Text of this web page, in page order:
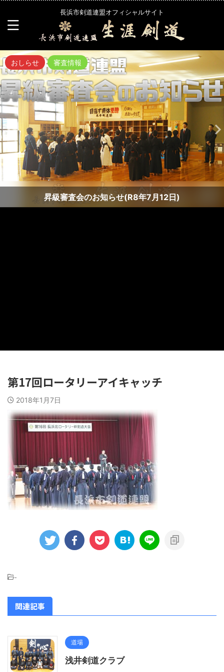
長浜市剣道連盟オフィシャルサイト
おしらせ 審査情報
昇級審査会のお知らせ(R8年7月12日)
第17回ロータリーアイキャッチ
2018年1月7日
-
関連記事
道場
浅井剣道クラブ